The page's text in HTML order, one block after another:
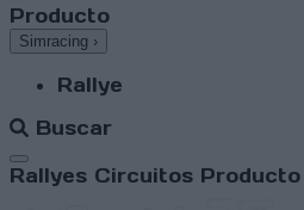
Producto
Simracing ›
Rallye
Buscar
Abrir menú
Rallyes Circuitos Producto